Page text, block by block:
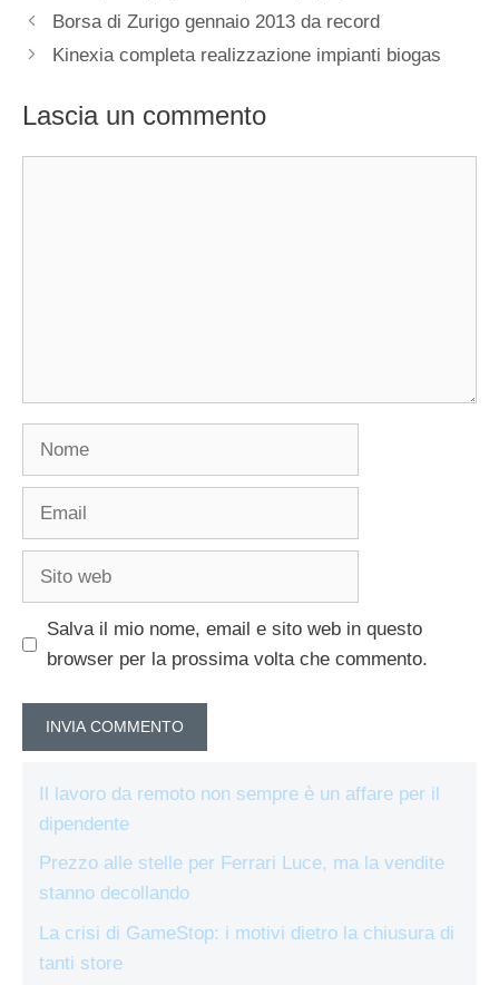
Borsa di Zurigo gennaio 2013 da record
Kinexia completa realizzazione impianti biogas
Lascia un commento
Nome
Email
Sito
Salva il mio nome, email e sito web in questo
browser per la prossima volta che commento.
Il lavoro da remoto non sempre è un affare per il
dipendente
Prezzo alle stelle per Ferrari Luce, ma la vendite
stanno decollando
La crisi di GameStop: i motivi dietro la chiusura di
tanti store